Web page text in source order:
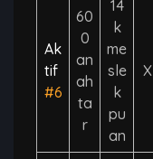
Ak
tif
#6
60
0
an
ah
ta
r
14
k
me
sle
k
pu
an
X